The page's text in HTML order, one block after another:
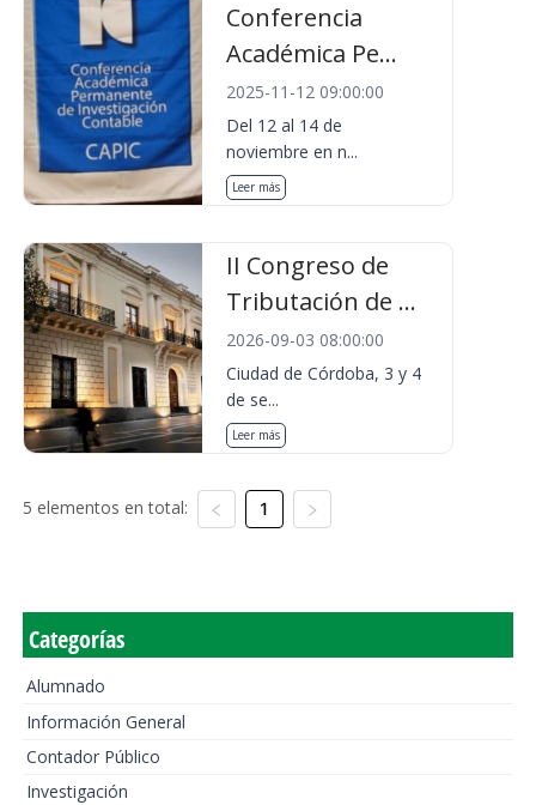
Conferencia
Académica Pe...
2025-11-12 09:00:00
Del 12 al 14 de
noviembre en n...
Leer más
II Congreso de
Tributación de ...
2026-09-03 08:00:00
Ciudad de Córdoba, 3 y 4
de se...
Leer más
5 elementos en total: 1
Categorías
Alumnado
Información General
Contador Público
Investigación